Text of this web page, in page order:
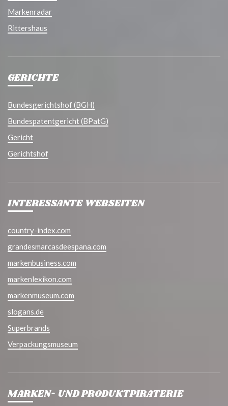
Markenradar
Rittershaus
GERICHTE
Bundesgerichtshof (BGH)
Bundespatentgericht (BPatG)
Gericht
Gerichtshof
INTERESSANTE WEBSEITEN
country-index.com
grandesmarcasdeespana.com
markenbusiness.com
markenlexikon.com
markenmuseum.com
slogans.de
Superbrands
Verpackungsmuseum
MARKEN- UND PRODUKTPIRATERIE